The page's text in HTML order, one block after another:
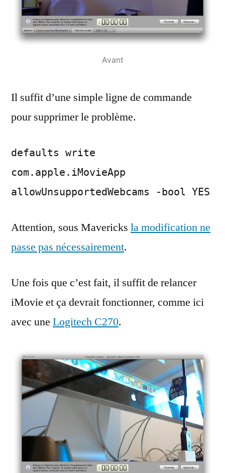
Avant
Il suffit d’une simple ligne de commande
pour supprimer le problème.
defaults write
com.apple.iMovieApp
allowUnsupportedWebcams -bool YES
Attention, sous Mavericks la modification ne
passe pas nécessairement.
Une fois que c’est fait, il suffit de relancer
iMovie et ça devrait fonctionner, comme ici
avec une Logitech C270.